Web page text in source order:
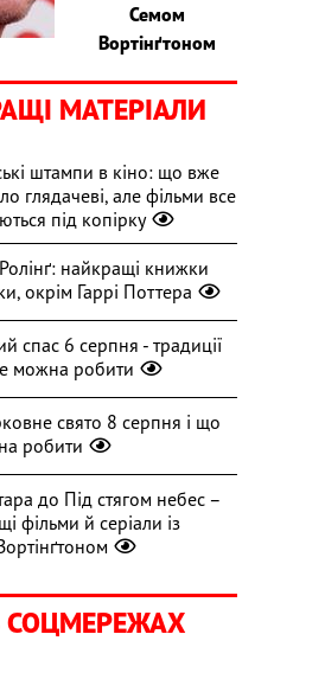
Семом
Вортінґтоном
МАТЕРІАЛИ
штампи в кіно: що вже
глядачеві, але фільми все
під копірку
найкращі книжки
окрім Гаррі Поттера
спас 6 серпня - традиції
можна робити
свято 8 серпня і що
робити
до Під стягом небес –
фільми й серіали із